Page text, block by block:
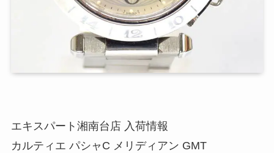
エキスパート湘南台店 入荷情報
カルティエ パシャC メリディアン GMT